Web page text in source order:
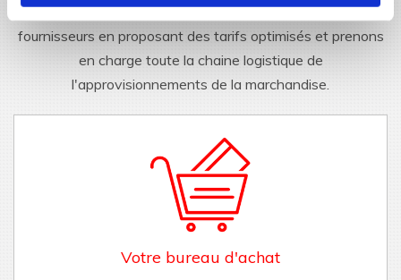
différentes problématiques, nous sourçons les meilleurs
fournisseurs en proposant des tarifs optimisés et prenons
en charge toute la chaine logistique de
l'approvisionnements de la marchandise.
Votre bureau d'achat